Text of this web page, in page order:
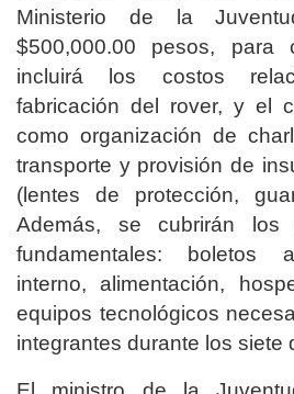
Ministerio de la
$500,000.00 pesos, para
incluirá los costos
fabricación del rover, y el
como organización de
transporte y provisión de
(lentes de protección,
Además, se cubrirán los
fundamentales: boletos
interno, alimentación,
equipos tecnológicos
integrantes durante los siete